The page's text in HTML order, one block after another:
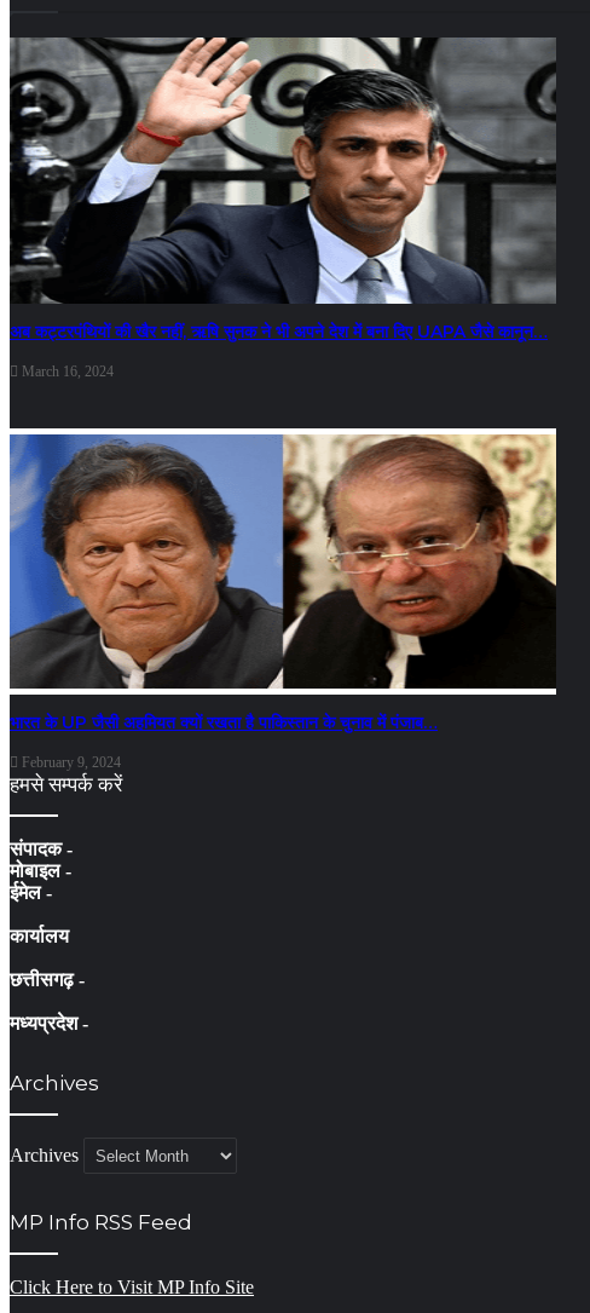
अब कट्टरपंथियों की खैर नहीं, ऋषि सुनक ने भी अपने देश में बना दिए UAPA जैसे कानून…
March 16, 2024
भारत के UP जैसी अहमियत क्यों रखता है पाकिस्तान के चुनाव में पंजाब…
February 9, 2024
हमसे सम्पर्क करें
संपादक -
मोबाइल -
ईमेल -
कार्यालय
छत्तीसगढ़ -
मध्यप्रदेश -
Archives
Archives
MP Info RSS Feed
Click Here to Visit MP Info Site